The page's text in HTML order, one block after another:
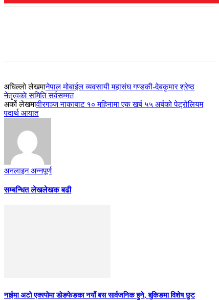
अघिल्लो लेखमानेपाल मोबाईल व्यवसायी महासंघ गण्डकी-देबकुमार श्रेष्ठ
नेतृत्वकाे समिति सर्वसम्मत
अर्को लेखमावीरगञ्ज नाकाबाट १० महिनामा एक खर्ब ५५ अर्बको पेट्रोलियम
पदार्थ आयात
अनलाइन अन्नपूर्ण
सम्बन्धित लेखलेखक बढी
नाईमा अटो एक्स्पोमा डोङफेङका नयाँ बस सार्वजनिक हुने, बुकिङमा विशेष छुट